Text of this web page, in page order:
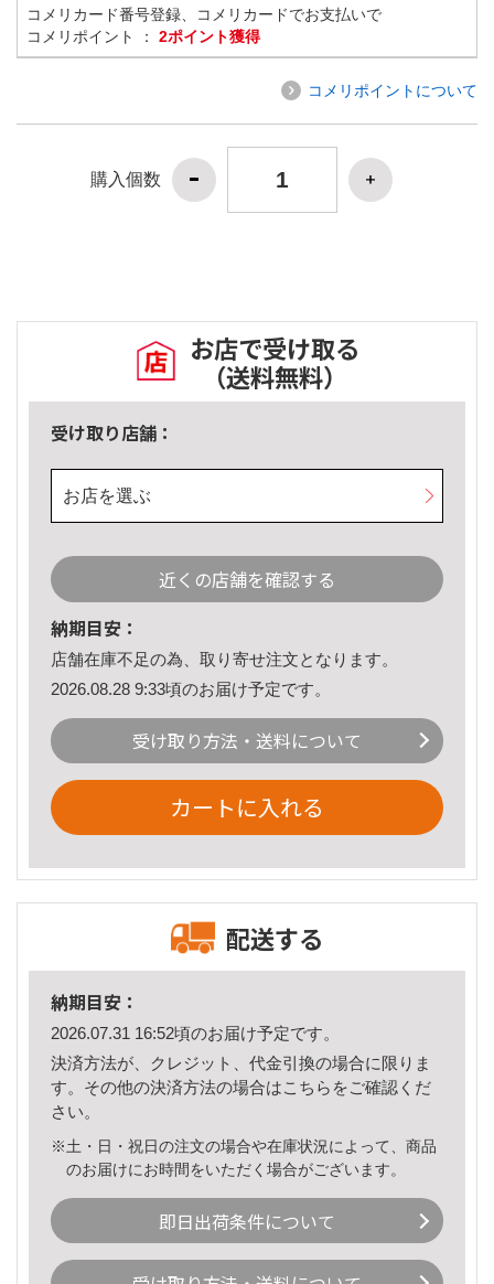
コメリカード番号登録、コメリカードでお支払いで
コメリポイント ： 2ポイント獲得
コメリポイントについて
購入個数
お店で受け取る
（送料無料）
受け取り店舗：
お店を選ぶ
近くの店舗を確認する
納期目安：
店舗在庫不足の為、取り寄せ注文となります。
2026.08.28 9:33頃のお届け予定です。
受け取り方法・送料について
カートに入れる
配送する
納期目安：
2026.07.31 16:52頃のお届け予定です。
決済方法が、クレジット、代金引換の場合に限りま
す。その他の決済方法の場合はこちら をご確認くだ
さい。
※土・日・祝日の注文の場合や在庫状況によって、商品
のお届けにお時間をいただく場合がございます。
即日出荷条件について